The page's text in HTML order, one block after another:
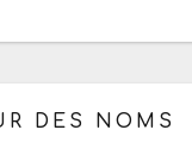
DES NOMS